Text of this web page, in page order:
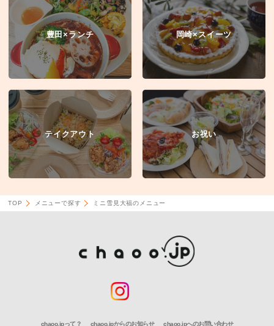
豊田×ランチ 岡崎×スイーツ
テイクアウト お祝い
TOP メニューで探す ミニ雪見大福のメニュー
chaoo.jpって？ chaoo.jpからのお知らせ chaoo.jpへのお問い合わせ